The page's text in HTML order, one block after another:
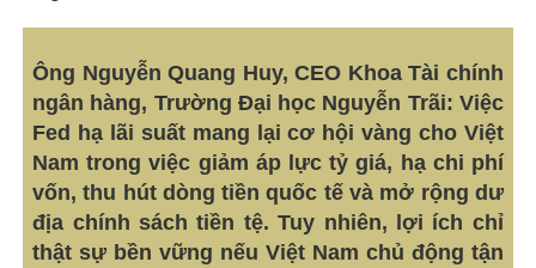
Ông Nguyễn Quang Huy, CEO Khoa Tài chính
ngân hàng, Trường Đại học Nguyễn Trãi: Việc
Fed hạ lãi suất mang lại cơ hội vàng cho Việt
Nam trong việc giảm áp lực tỷ giá, hạ chi phí
vốn, thu hút dòng tiền quốc tế và mở rộng dư
địa chính sách tiền tệ. Tuy nhiên, lợi ích chỉ
thật sự bền vững nếu Việt Nam chủ động tận